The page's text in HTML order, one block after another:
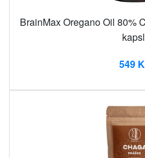
BrainMax Oregano Oil 80%
549